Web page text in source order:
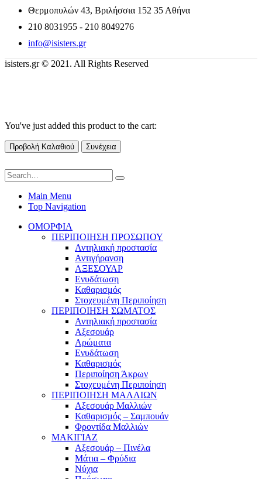
Θερμοπυλών 43, Βριλήσσια 152 35 Αθήνα
210 8031955 - 210 8049276
info@isisters.gr
isisters.gr © 2021. All Rights Reserved
You've just added this product to the cart:
Προβολή Καλαθιού Συνέχεια
Main Menu
Top Navigation
ΟΜΟΡΦΙΑ
ΠΕΡΙΠΟΙΗΣΗ ΠΡΟΣΩΠΟΥ
Αντηλιακή προστασία
Αντιγήρανση
ΑΞΕΣΟΥΑΡ
Ενυδάτωση
Καθαρισμός
Στοχευμένη Περιποίηση
ΠΕΡΙΠΟΙΗΣΗ ΣΩΜΑΤΟΣ
Αντηλιακή προστασία
Αξεσουάρ
Αρώματα
Ενυδάτωση
Καθαρισμός
Περιποίηση Άκρων
Στοχευμένη Περιποίηση
ΠΕΡΙΠΟΙΗΣΗ ΜΑΛΛΙΩΝ
Αξεσουάρ Μαλλιών
Καθαρισμός – Σαμπουάν
Φροντίδα Μαλλιών
ΜΑΚΙΓΙΑΖ
Αξεσουάρ – Πινέλα
Μάτια – Φρύδια
Νύχια